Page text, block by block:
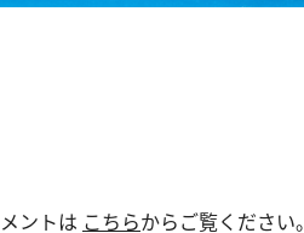
ントは こちらからご覧ください。